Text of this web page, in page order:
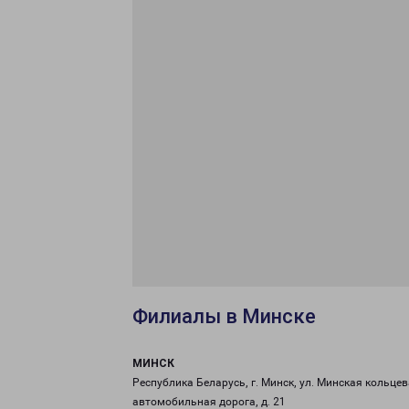
Филиалы в Минске
МИНСК
Республика Беларусь, г. Минск, ул. Минская
автомобильная дорога, д. 21